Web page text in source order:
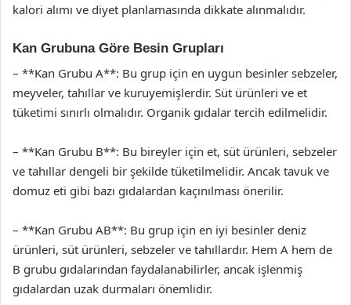
kalori alımı ve diyet planlamasında dikkate alınmalıdır.
Kan Grubuna Göre Besin Grupları
– **Kan Grubu A**: Bu grup için en uygun besinler sebzeler,
meyveler, tahıllar ve kuruyemişlerdir. Süt ürünleri ve et
tüketimi sınırlı olmalıdır. Organik gıdalar tercih edilmelidir.
– **Kan Grubu B**: Bu bireyler için et, süt ürünleri, sebzeler
ve tahıllar dengeli bir şekilde tüketilmelidir. Ancak tavuk ve
domuz eti gibi bazı gıdalardan kaçınılması önerilir.
– **Kan Grubu AB**: Bu grup için en iyi besinler deniz
ürünleri, süt ürünleri, sebzeler ve tahıllardır. Hem A hem de
B grubu gıdalarından faydalanabilirler, ancak işlenmiş
gıdalardan uzak durmaları önemlidir.